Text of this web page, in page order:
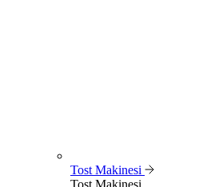
Tost Makinesi
Tost Makinesi